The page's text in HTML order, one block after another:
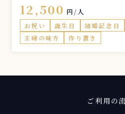
旬の素材を使った本格握り寿
ばんざいを組み合わせた特別
演出しながら、おひとりおひ
て、一貫ずつ丁寧にご提供し
12,500 円/人
お祝い 誕生日 結婚記念日
主婦の味方
作り置き
ご利用の